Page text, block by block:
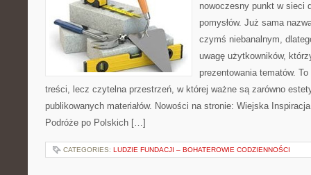
nowoczesny punkt w sieci
pomysłów. Już sama
czymś niebanalnym,
uwagę użytkowników,
prezentowania tematów.
treści, lecz czytelna przestrzeń, w której ważne są zarówno
publikowanych materiałów. Nowości na stronie: Wiejska
Podróże po Polskich […]
CATEGORIES: LUDZIE FUNDACJI – BOHATEROWIE CODZIENNOŚCI